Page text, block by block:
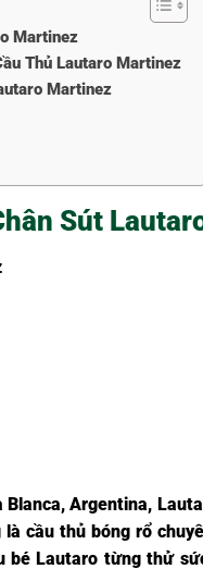
Martinez
Thủ Lautaro Martinez
Martinez
Sút
Argentina,
cầu thủ bóng rổ
Lautaro từng thử